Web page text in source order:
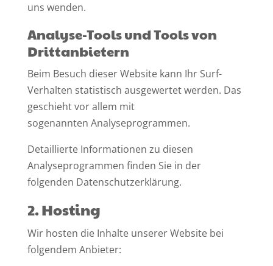
uns wenden.
Analyse-Tools und Tools von
Dritt­anbietern
Beim Besuch dieser Website kann Ihr Surf-
Verhalten statistisch ausgewertet werden. Das
geschieht vor allem mit
sogenannten Analyseprogrammen.
Detaillierte Informationen zu diesen
Analyseprogrammen finden Sie in der
folgenden Datenschutzerklärung.
2. Hosting
Wir hosten die Inhalte unserer Website bei
folgendem Anbieter: